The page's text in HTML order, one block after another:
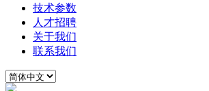
技术参数
人才招聘
关于我们
联系我们